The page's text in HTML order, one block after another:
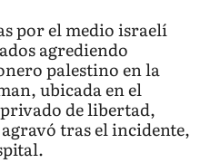
por el medio israelí
agrediendo
palestino en la
ubicada en el
de libertad,
agravó tras el incidente,